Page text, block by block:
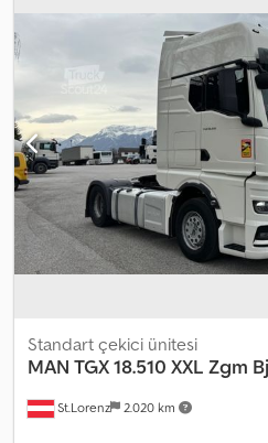
izin verilen dingil yükü (dingil 1):
, Üretim yılı: 2025
Motor hacmi: 12.900 cc Dodpfsv
ZF TraXon, 12 vitesli, otomatik Aks
315/70R22.5 Frenler: Disk frenler Ön
Sol lastik diş derinliği: %100; Sağ
Süspansiyon: Parabolik yay Arka
lastik diş derinliği: %100; Sağ lastik
Havalı süspansiyon Durum Teknik
çok iyi Hasar: yok Finansal bilgiler
vergilendirme: KDV düşülemez
Yok
St.Lorenz 2.020 km
Standart çekici ünitesi
MAN TGX 18.510 XXL Zgm